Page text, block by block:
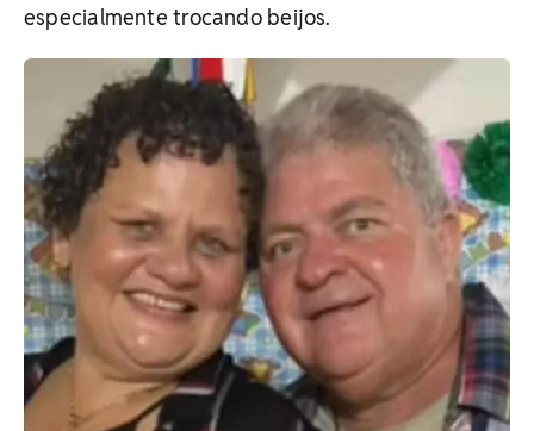
especialmente trocando beijos.